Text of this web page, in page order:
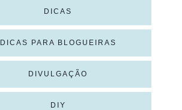
DICAS
DICAS PARA BLOGUEIRAS
DIVULGAÇÃO
DIY